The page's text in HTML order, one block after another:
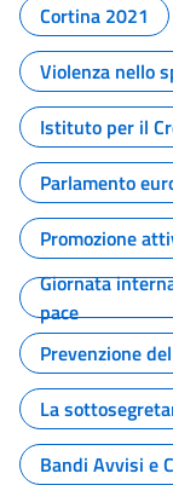
Cortina 2021
Violenza nello
Istituto per il
Parlamento
Promozione
Giornata
pace
Prevenzione
La
Bandi Avvisi e